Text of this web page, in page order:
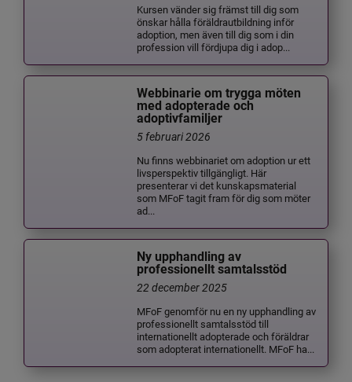
Kursen vänder sig främst till dig som
önskar hålla föräldrautbildning inför
adoption, men även till dig som i din
profession vill fördjupa dig i adop...
Webbinarie om trygga möten
med adopterade och
adoptivfamiljer
5 februari 2026
Nu finns webbinariet om adoption ur ett
livsperspektiv tillgängligt. Här
presenterar vi det kunskapsmaterial
som MFoF tagit fram för dig som möter
ad...
Ny upphandling av
professionellt samtalsstöd
22 december 2025
MFoF genomför nu en ny upphandling av
professionellt samtalsstöd till
internationellt adopterade och föräldrar
som adopterat internationellt. MFoF ha...